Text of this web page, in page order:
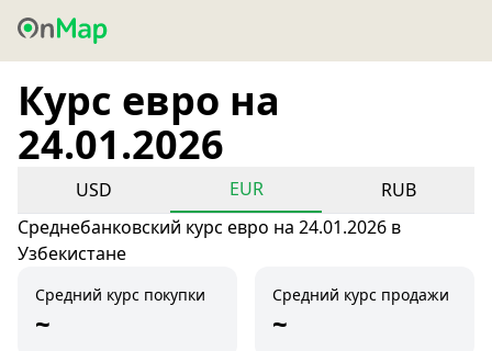
Курс евро на
24.01.2026
USD EUR
RUB
Среднебанковский курс евро на 24.01.2026 в
Узбекистане
Средний курс покупки
~
Средний курс продажи
~